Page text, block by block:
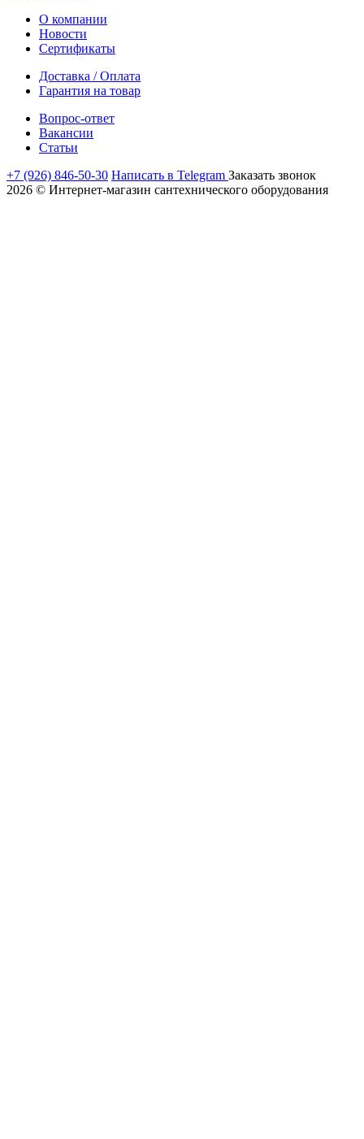
О компании
Новости
Сертификаты
Доставка / Оплата
Гарантия на товар
Вопрос-ответ
Вакансии
Статьи
+7 (926) 846-50-30 Написать в Telegram Заказать звонок
2026 © Интернет-магазин сантехнического оборудования